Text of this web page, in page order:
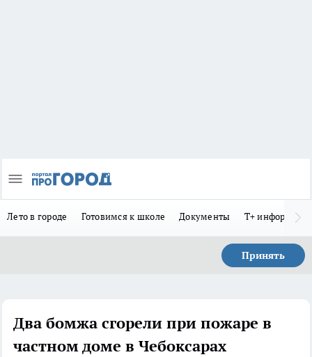
Лето в городе Готовимся к школе Документы Т+
Принять
Два бомжа сгорели при пожаре в
частном доме в Чебоксарах